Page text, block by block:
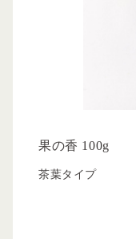
果の香 100g
茶葉タイプ